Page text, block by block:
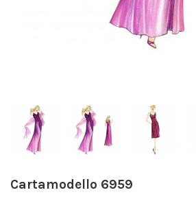
Cartamodello 6959